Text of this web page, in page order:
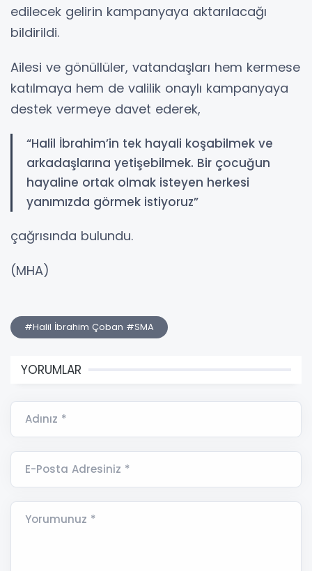
edilecek gelirin kampanyaya aktarılacağı
bildirildi.
Ailesi ve gönüllüler, vatandaşları hem kermese
katılmaya hem de valilik onaylı kampanyaya
destek vermeye davet ederek,
“Halil İbrahim’in tek hayali koşabilmek ve
arkadaşlarına yetişebilmek. Bir çocuğun
hayaline ortak olmak isteyen herkesi
yanımızda görmek istiyoruz”
çağrısında bulundu.
(MHA)
#Halil İbrahim Çoban #SMA
YORUMLAR
Adınız *
E-Posta Adresiniz *
Yorumunuz *